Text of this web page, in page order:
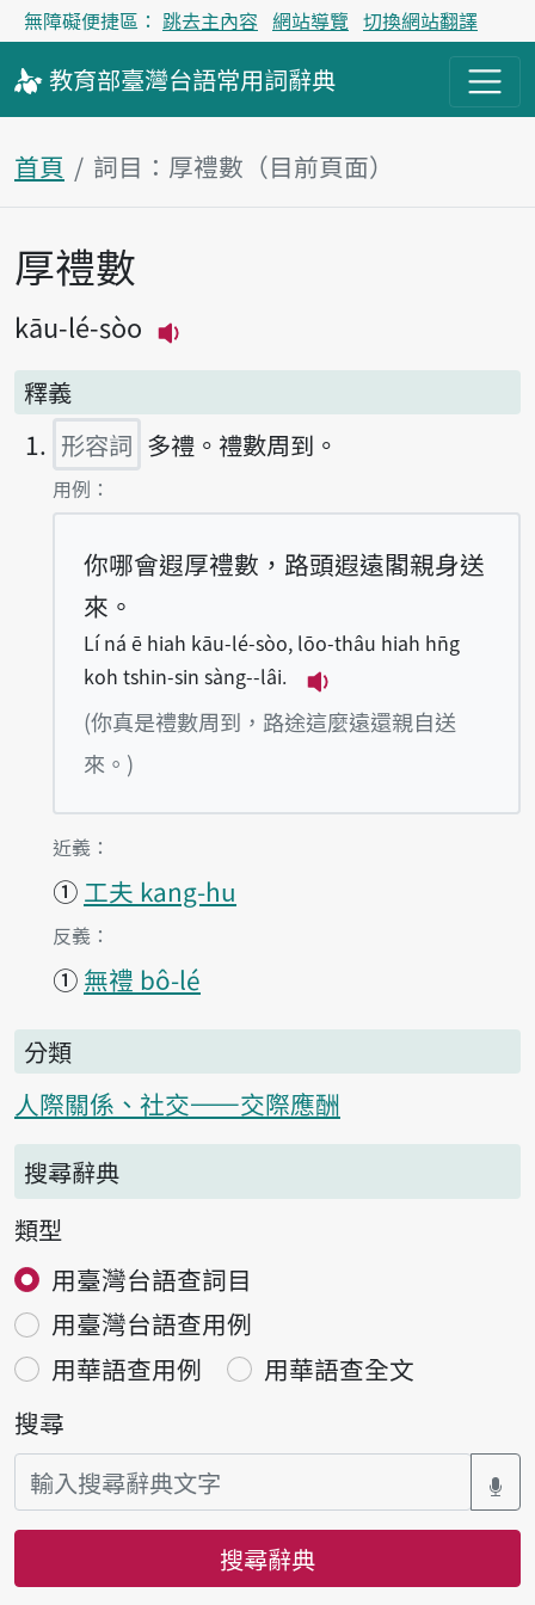
無障礙便捷區： 跳去主內容 網站導覽 切換網站翻譯
教育部臺灣台語常用詞辭典
首頁 詞目：厚禮數（目前頁面）
主內容區塊
厚禮數
kāu-lé-sòo
釋義
形容詞 多禮。禮數周到。
第1項釋義的
用例：
你哪會遐厚禮數，路頭遐遠閣親身送
來。
Lí ná ē hiah kāu-lé-sòo, lōo-thâu hiah hn̄g
koh tshin-sin sàng--lâi.
播放例句Lí ná ē
(你真是禮數周到，路途這麼遠還親自送
來。)
第1項釋義的
近義：
① 工夫 kang-hu
第1項釋義的
反義：
① 無禮 bô-lé
分類
人際關係、社交——交際應酬
搜尋辭典
類型
用臺灣台語查詞目
用臺灣台語查用例
用華語查用例
用華語查全文
搜尋
搜尋辭典